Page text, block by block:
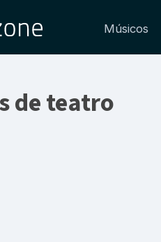
Músicos
de teatro